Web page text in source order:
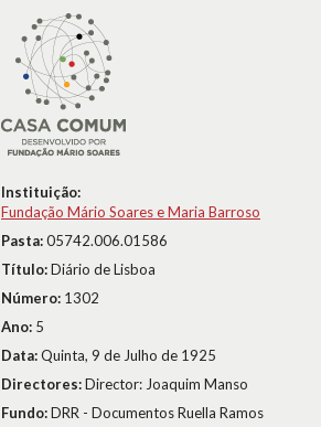
Instituição:
Fundação Mário Soares e Maria Barroso
Pasta:05742.006.01586
Título:Diário de Lisboa
Número: 1302
Ano: 5
Data:Quinta, 9 de Julho de 1925
Directores:Director: Joaquim Manso
Fundo:DRR - Documentos Ruella Ramos